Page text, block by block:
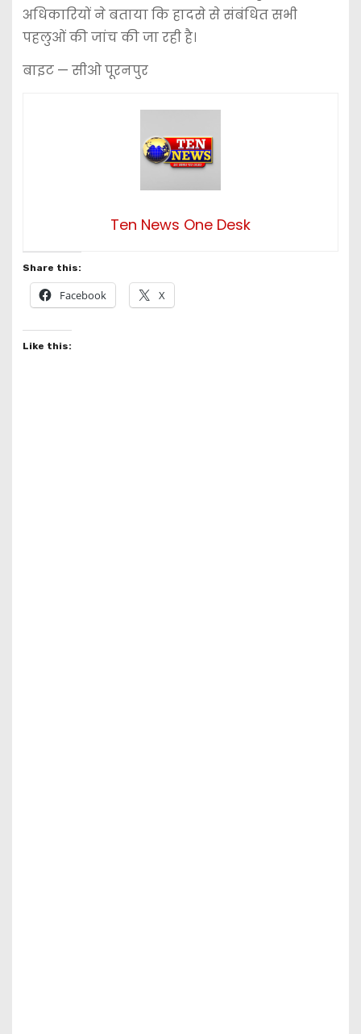
अधिकारियों ने बताया कि हादसे से संबंधित सभी
पहलुओं की जांच की जा रही है।
बाइट — सीओ पूरनपुर
Ten News One Desk
Share this:
Facebook X
Like this: